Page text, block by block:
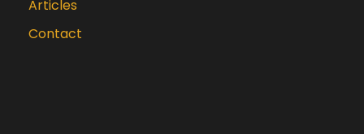
Articles
Contact